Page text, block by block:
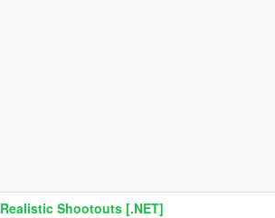
Realistic Shootouts [.NET]